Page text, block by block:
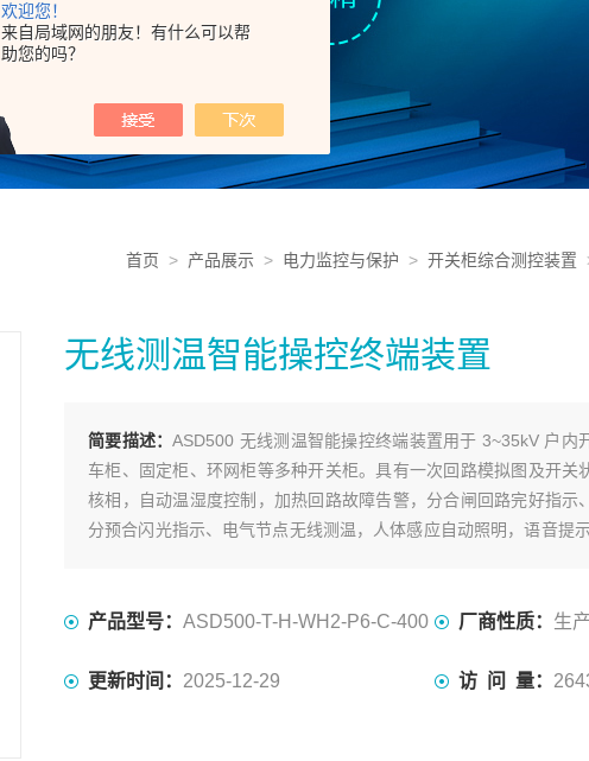
欢迎您！
来自局域网的朋友！有什么可以帮
助您的吗？
首页 > 产品展示 > 电力监控与保护 > 开关柜综合测控装置
无线测温智能操控终端装置
简要描述：ASD500 无线测温智能操控终端装置用于 3~35kV 户内
车柜、固定柜、环网柜等多种开关柜。具有一次回路模拟图及开关
核相，自动温湿度控制，加热回路故障告警，分合闸回路完好指示
分预合闪光指示、电气节点无线测温，人体感应自动照明，语音提
产品型号： ASD500-T-H-WH2-P6-C-400 厂商性质： 生
更新时间： 2025-12-29 访 问 量：